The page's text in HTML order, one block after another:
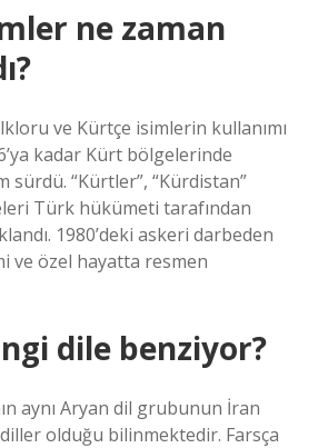
ne zaman
ve Kürtçe isimlerin kullanımı
kadar Kürt bölgelerinde
sürdü. “Kürtler”, “Kürdistan”
Türk hükümeti tarafından
1980’deki askeri darbeden
ve özel hayatta resmen
dile benziyor?
aynı Aryan dil grubunun İran
olduğu bilinmektedir. Farsça